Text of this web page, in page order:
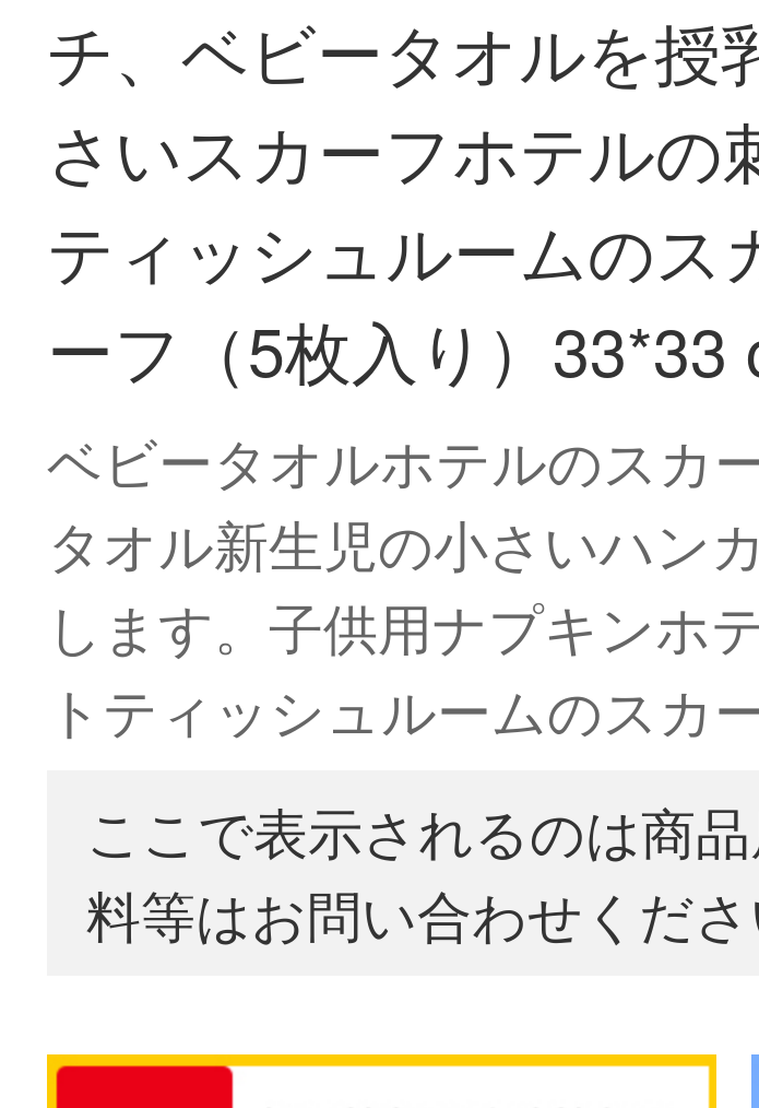
チ、ベビータオルを授
さいスカーフホテルの
ティッシュルームのス
ーフ（5枚入り）33*33
ベビータオルホテルのスカ
タオル新生児の小さいハン
します。子供用ナプキンホ
トティッシュルームのスカ
ここで表示されるのは商
料等はお問い合わせくだ